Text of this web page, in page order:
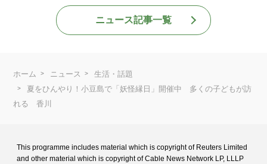
ニュース記事一覧
ホーム ニュース
生活・話題
夏をひんやり！小豆島で「妖怪縁日」開催中 多くの子どもが訪
れる 香川
This programme includes material which is copyright of Reuters Limited
and other material which is copyright of Cable News Network LP, LLLP